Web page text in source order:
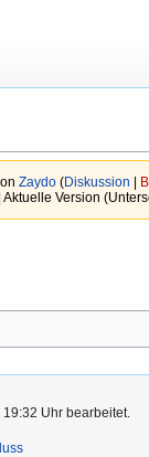
Zaydo (Diskussion
Version
Uhr bearbeitet.